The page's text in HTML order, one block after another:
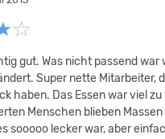
gut. Was nicht passend war
Super nette Mitarbeiter,
haben. Das Essen war viel
Menschen blieben Massen
sooooo lecker war, aber
Gruppe waren wir
und Surfen. Zu einem
Wahl, gute Unterbringung
alle waren sehr nett und
glückliche Pfingstreisende!